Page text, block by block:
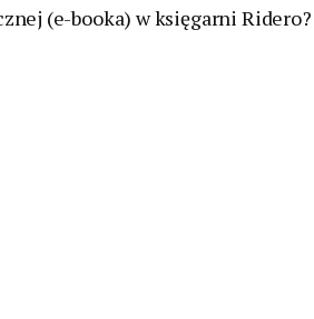
(e-booka) w księgarni Ridero?